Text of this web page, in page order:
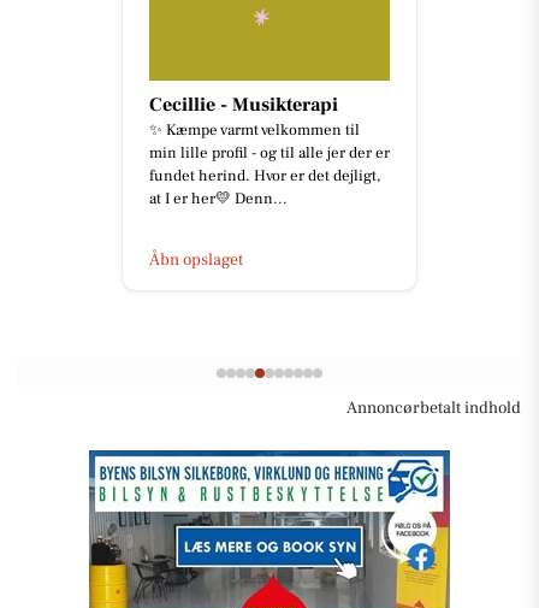
Cecillie - Musikterapi
✨ Kæmpe varmt velkommen til
min lille profil - og til alle jer der er
fundet herind. Hvor er det dejligt,
at I er her💛 Denn...
Åbn opslaget
Annoncørbetalt indhold